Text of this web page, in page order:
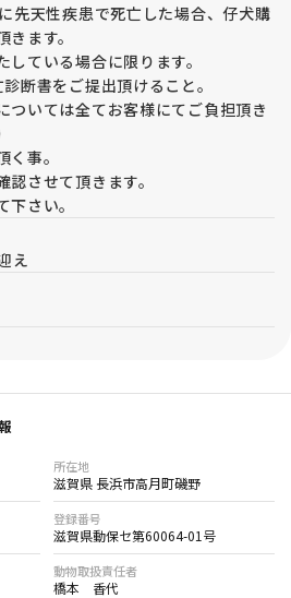
先天性疾患で死亡した場合、仔犬購
ます。
ている場合に限ります。
断書をご提出頂けること。
ついては全てお客様にてご負担頂き
事。
させて頂きます。
さい。
え
所在地
滋賀県 長浜市高月町磯野
登録番号
滋賀県動保セ第60064-01号
動物取扱責任者
橋本 香代